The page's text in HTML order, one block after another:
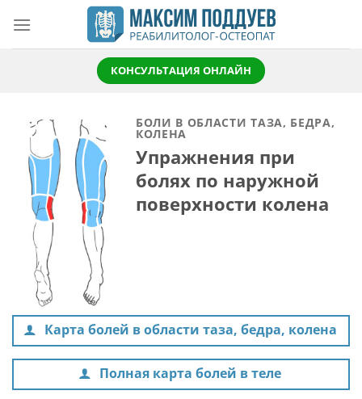
content
КОНСУЛЬТАЦИЯ ОНЛАЙН
БОЛИ В ОБЛАСТИ ТАЗА, БЕДРА,
КОЛЕНА
Упражнения при
болях по наружной
поверхности колена
Карта болей в области таза, бедра, колена
Полная карта болей в теле